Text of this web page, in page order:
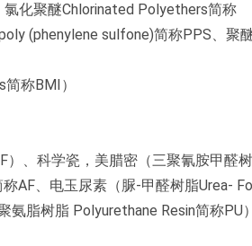
化聚醚Chlorinated Polyethers简称
(phenylene sulfone)简称PPS、聚
称BMI）
、科学瓷，美腊密（三聚氰胺甲醛
AF、电玉尿素（脲-甲醛树脂Urea-
氨脂树脂 Polyurethane Resin简称PU）